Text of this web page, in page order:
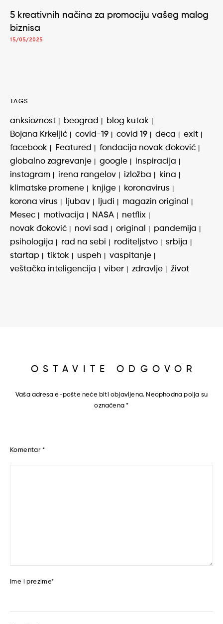
5 kreativnih načina za promociju vašeg malog
biznisa
15/05/2025
TAGS
anksioznost beograd
blog kutak
Bojana Krkeljić
covid-19 covid 19 deca
exit
facebook
Featured
fondacija novak đoković
globalno zagrevanje
google
inspiracija
instagram
irena rangelov izložba
kina
klimatske promene
knjige
koronavirus
korona virus
ljubav ljudi
magazin original
Mesec
motivacija NASA
netflix
novak đoković
novi sad original
pandemija
psihologija
rad na sebi roditeljstvo
srbija
startap
tiktok uspeh
vaspitanje
veštačka inteligencija
viber zdravlje život
OSTAVITE ODGOVOR
Vaša adresa e-pošte neće biti objavljena. Neophodna polja su
označena*
Komentar *
Ime i prezime*